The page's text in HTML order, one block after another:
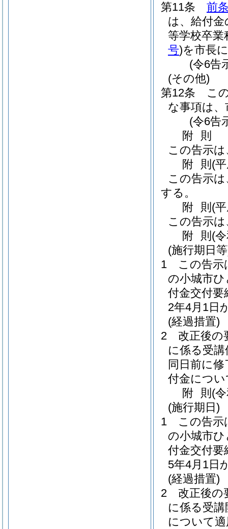
第11条
前
は、給付
等学校卒業
号)を市長
(令6告
(その他)
第12条
こ
な事項は
(令6告
附 則
この告示
附 則 (
この告示
する。
附 則 (
この告示
附 則 (
(施行期日
1
この告示
の小城市ひ
付金交付要
2年4月1日
(経過措置)
2
改正後の
に係る受
同日前に
付金につ
附 則 (
(施行期日)
1
この告示
の小城市ひ
付金交付要
5年4月1日
(経過措置)
2
改正後の
に係る受
について